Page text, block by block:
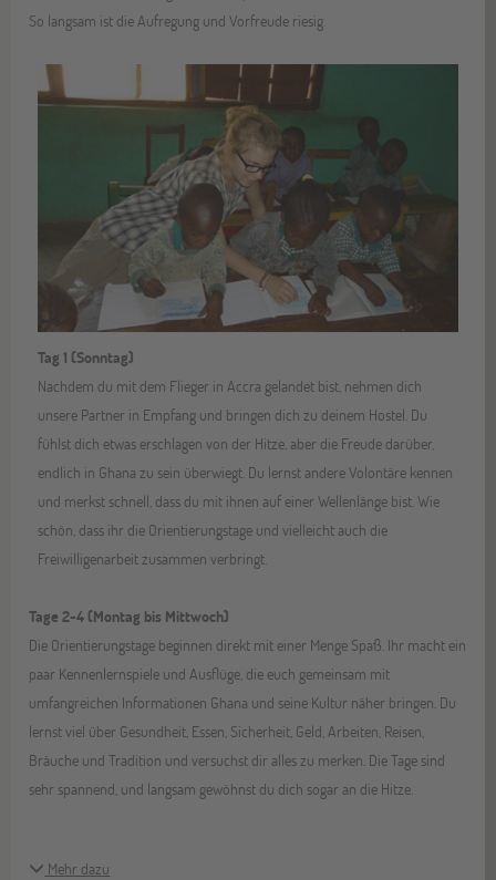
So langsam ist die Aufregung und Vorfreude riesig.
Tag 1 (Sonntag)
Nachdem du mit dem Flieger in Accra gelandet bist, nehmen dich
unsere Partner in Empfang und bringen dich zu deinem Hostel. Du
fühlst dich etwas erschlagen von der Hitze, aber die Freude darüber,
endlich in Ghana zu sein überwiegt. Du lernst andere Volontäre kennen
und merkst schnell, dass du mit ihnen auf einer Wellenlänge bist. Wie
schön, dass ihr die Orientierungstage und vielleicht auch die
Freiwilligenarbeit zusammen verbringt.
Tage 2-4 (Montag bis Mittwoch)
Die Orientierungstage beginnen direkt mit einer Menge Spaß. Ihr macht ein
paar Kennenlernspiele und Ausflüge, die euch gemeinsam mit
umfangreichen Informationen Ghana und seine Kultur näher bringen. Du
lernst viel über Gesundheit, Essen, Sicherheit, Geld, Arbeiten, Reisen,
Bräuche und Tradition und versuchst dir alles zu merken. Die Tage sind
sehr spannend, und langsam gewöhnst du dich sogar an die Hitze.
Mehr dazu